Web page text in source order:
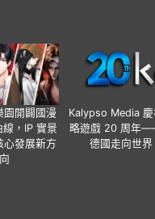
園開闢國漫
，IP 實景
心發展新方
向
Kalypso Media 慶
略遊戲 20 周年
德國走向世界